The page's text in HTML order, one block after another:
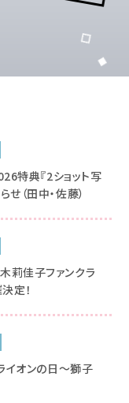
特典『2ショット写
せ（田中・佐藤）
莉佳子ファンクラ
定！
イオンの日～獅子